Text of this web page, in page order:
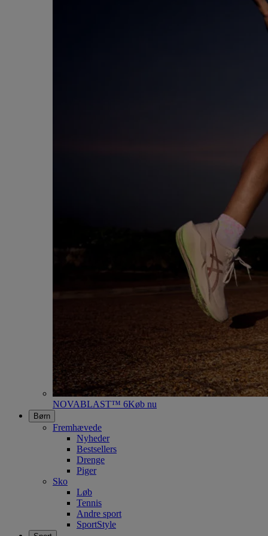
NOVABLAST™ 6Køb nu
Børn
Fremhævede
Nyheder
Bestsellers
Drenge
Piger
Sko
Løb
Tennis
Andre sport
SportStyle